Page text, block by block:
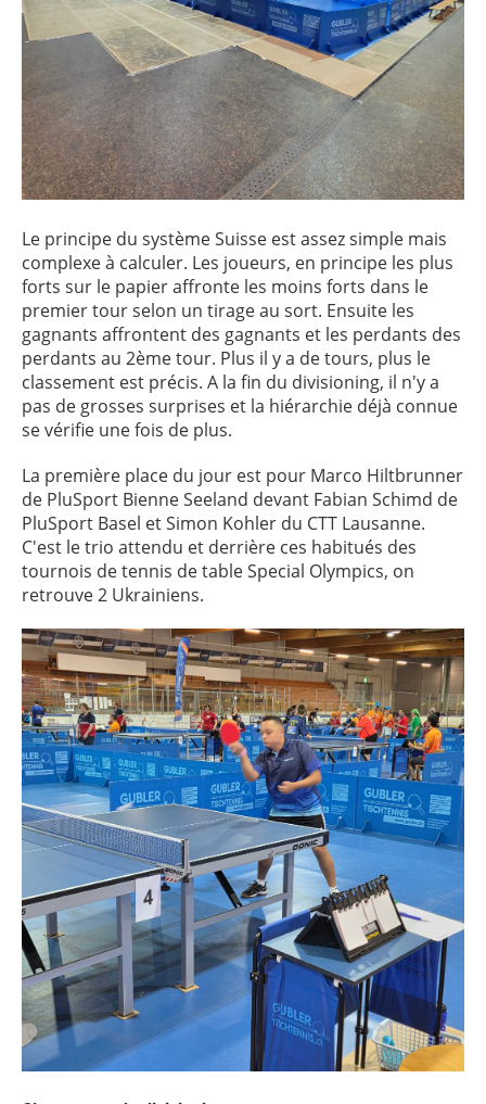
Le principe du système Suisse est assez simple mais
complexe à calculer. Les joueurs, en principe les plus
forts sur le papier affronte les moins forts dans le
premier tour selon un tirage au sort. Ensuite les
gagnants affrontent des gagnants et les perdants des
perdants au 2ème tour. Plus il y a de tours, plus le
classement est précis. A la fin du divisioning, il n'y a
pas de grosses surprises et la hiérarchie déjà connue
se vérifie une fois de plus.
La première place du jour est pour Marco Hiltbrunner
de PluSport Bienne Seeland devant Fabian Schimd de
PluSport Basel et Simon Kohler du CTT Lausanne.
C'est le trio attendu et derrière ces habitués des
tournois de tennis de table Special Olympics, on
retrouve 2 Ukrainiens.